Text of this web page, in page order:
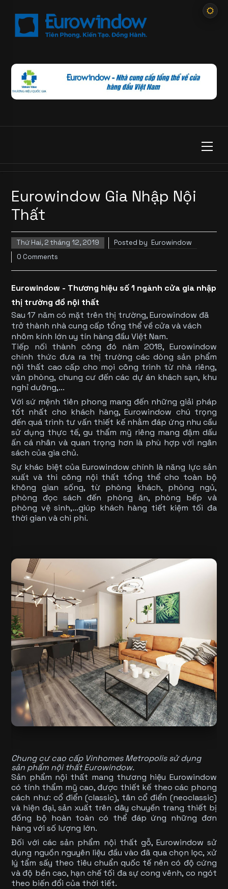
Eurowindow Gia Nhập Nội
Thất
Thứ Hai, 2 tháng 12, 2019 Posted by Eurowindow
0 Comments
Eurowindow - Thương hiệu số 1 ngành cửa gia nhập
thị trường đồ nội thất
Sau 17 năm có mặt trên thị trường, Eurowindow đã
trở thành nhà cung cấp tổng thể về cửa và vách
nhôm kính lớn uy tín hàng đầu Việt Nam.
Tiếp nối thành công đó năm 2018, Eurowindow
chính thức đưa ra thị trường các dòng sản phẩm
nội thất cao cấp cho mọi công trình từ nhà riêng,
văn phòng, chung cư đến các dự án khách sạn, khu
nghỉ dưỡng,...
Với sứ mệnh tiên phong mang đến những giải pháp
tốt nhất cho khách hàng, Eurowindow chú trọng
đến quá trình tư vấn thiết kế nhằm đáp ứng nhu cầu
sử dụng thực tế, gu thẩm mỹ riêng mang đậm dấu
ấn cá nhân và quan trọng hơn là phù hợp với ngân
sách của gia chủ.
Sự khác biệt của Eurowindow chính là năng lực sản
xuất và thi công nội thất tổng thể cho toàn bộ
không gian sống, từ phòng khách, phòng ngủ,
phòng đọc sách đến phòng ăn, phòng bếp và
phòng vệ sinh,...giúp khách hàng tiết kiệm tối đa
thời gian và chi phí.
Chung cư cao cấp Vinhomes Metropolis sử dụng
sản phẩm nội thất Eurowindow.
Sản phẩm nội thất mang thương hiệu Eurowindow
có tính thẩm mỹ cao, được thiết kế theo các phong
cách như: cổ điển (classic), tân cổ điển (neoclassic)
và hiện đại, sản xuất trên dây chuyền trang thiết bị
đồng bộ hoàn toàn có thể đáp ứng những đơn
hàng với số lượng lớn.
Đối với các sản phẩm nội thất gỗ, Eurowindow sử
dụng nguồn nguyên liệu đầu vào đã qua chọn lọc, xử
lý tẩm sấy theo tiêu chuẩn quốc tế nên có độ cứng
và độ bền cao, hạn chế tối đa sự cong vênh, co ngót
theo biến đổi của thời tiết.